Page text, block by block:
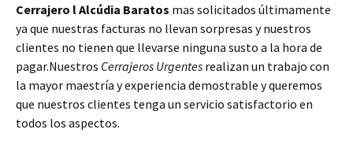
Cerrajero l Alcúdia Baratos mas solicitados últimamente
ya que nuestras facturas no llevan sorpresas y nuestros
clientes no tienen que llevarse ninguna susto a la hora de
pagar.Nuestros Cerrajeros Urgentes realizan un trabajo con
la mayor maestría y experiencia demostrable y queremos
que nuestros clientes tenga un servicio satisfactorio en
todos los aspectos.